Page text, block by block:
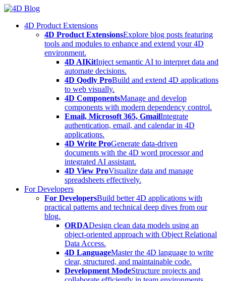
Skip
content4D Product Extensions
4D Product ExtensionsExplore blog posts featuring
tools and modules to enhance and extend your 4D
environment.
4D AIKitInject semantic AI to interpret data and
automate decisions.
4D Qodly ProBuild and extend 4D applications
to web visually.
4D ComponentsManage and develop
components with modern dependency control.
Email, Microsoft 365, GmailIntegrate
authentication, email, and calendar in 4D
applications.
4D Write ProGenerate data-driven
documents with the 4D word processor and
integrated AI assistant.
4D View ProVisualize data and manage
spreadsheets effectively.
For Developers
For DevelopersBuild better 4D applications with
practical patterns and technical deep dives from our
blog.
ORDADesign clean data models using an
object-oriented approach with Object Relational
Data Access.
4D LanguageMaster the 4D language to write
clear, structured, and maintainable code.
Development ModeStructure projects and